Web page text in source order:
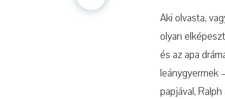
Aki olvasta,
olyan
és az apa
leánygyermek
papjával,